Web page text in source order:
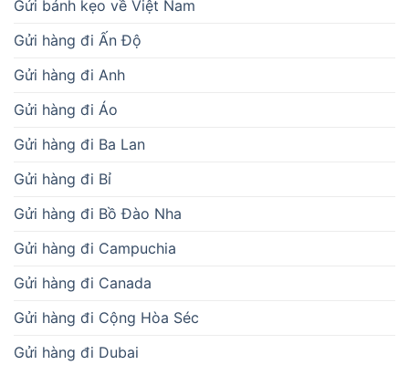
Gửi bánh kẹo về Việt Nam
Gửi hàng đi Ấn Độ
Gửi hàng đi Anh
Gửi hàng đi Áo
Gửi hàng đi Ba Lan
Gửi hàng đi Bỉ
Gửi hàng đi Bồ Đào Nha
Gửi hàng đi Campuchia
Gửi hàng đi Canada
Gửi hàng đi Cộng Hòa Séc
Gửi hàng đi Dubai